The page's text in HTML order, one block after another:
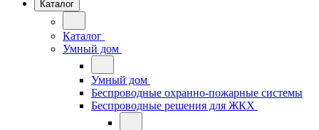
Каталог
Каталог
Умный дом
Умный дом
Беспроводные охранно-пожарные системы
Беспроводные решения для ЖКХ